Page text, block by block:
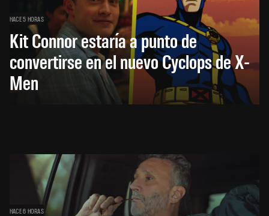
HACE 5 HORAS
Kit Connor estaría a punto de
convertirse en el nuevo Cyclops de X-
Men
HACE 6 HORAS